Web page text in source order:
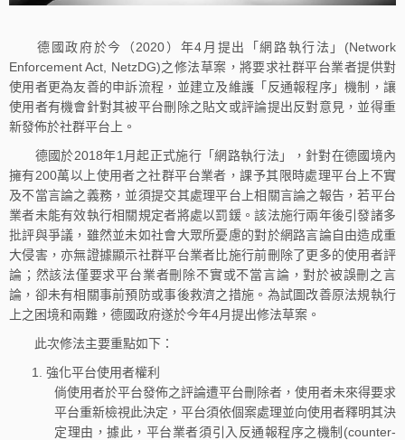
德國政府於今（2020）年4月提出「網路執行法」(Network
Enforcement Act, NetzDG)之修法草案，將要求社群平台業者提供對
使用者更為友善的申訴流程，並建立及維護「反通報程序」機制，讓
使用者有機會針對其被平台刪除之貼文或評論提出反對意見，並得重
新發佈於社群平台上。
德國於2018年1月起正式施行「網路執行法」，針對在德國境內
擁有200萬以上使用者之社群平台業者，課予其限時處理平台上不實
及不當言論之義務，並須提交其處理平台上相關言論之報告，若平台
業者未能有效執行相關規定者將處以罰鍰。該法施行兩年後引發諸多
批評與爭議，雖然並未如社會大眾所憂慮的對於網路言論自由造成重
大侵害，亦無證據顯示社群平台業者比施行前刪除了更多的使用者評
論；然該法僅要求平台業者刪除不實或不當言論，對於被誤刪之言
論，卻未有相關事前預防或事後救濟之措施。為試圖改善原法規執行
上之困境和兩難，德國政府遂於今年4月提出修法草案。
此次修法主要重點如下：
強化平台使用者權利
倘使用者於平台發佈之評論遭平台刪除者，使用者未來得要求
平台重新檢視此決定，平台須依個案處理並向使用者釋明其決
定理由，據此，平台業者須引入反通報程序之機制(counter-